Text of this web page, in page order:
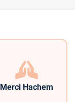
Merci Hachem